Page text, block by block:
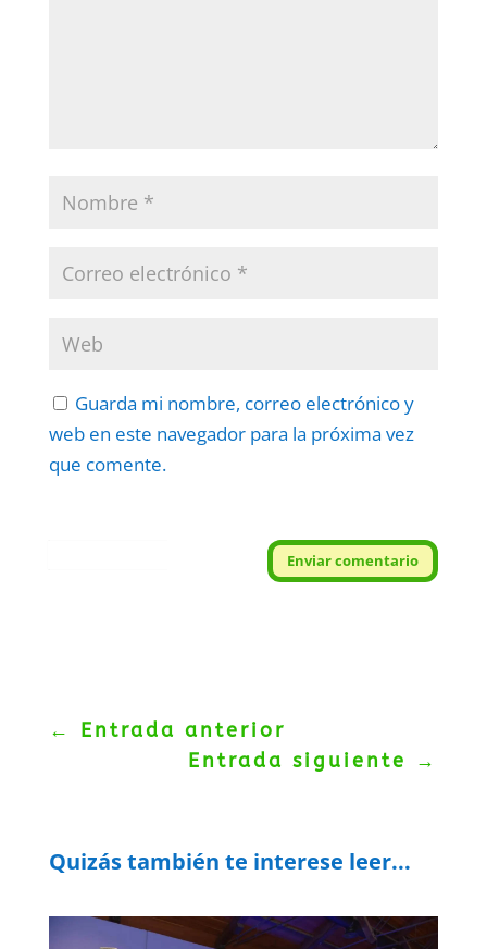
Guarda mi nombre, correo electrónico y
web en este navegador para la próxima vez
que comente.
Enviar comentario
← Entrada anterior
Entrada siguiente
→
Quizás también te interese leer...